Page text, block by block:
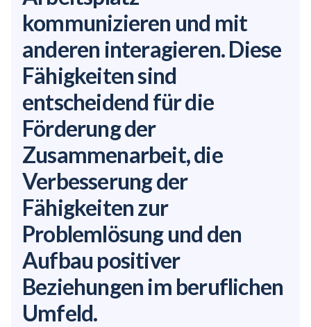
kommunizieren und mit
anderen interagieren. Diese
Fähigkeiten sind
entscheidend für die
Förderung der
Zusammenarbeit, die
Verbesserung der
Fähigkeiten zur
Problemlösung und den
Aufbau positiver
Beziehungen im beruflichen
Umfeld.